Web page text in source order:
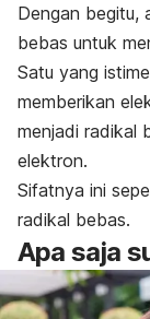
Dengan begitu,
bebas untuk
Satu yang
memberikan
menjadi radikal
elektron.
Sifatnya ini
radikal bebas.
Apa saja